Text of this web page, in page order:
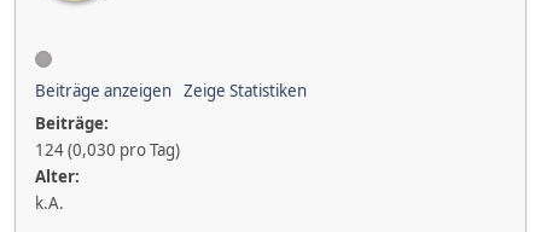
Beiträge anzeigen Zeige Statistiken
Beiträge:
124 (0,030 pro Tag)
Alter:
k.A.